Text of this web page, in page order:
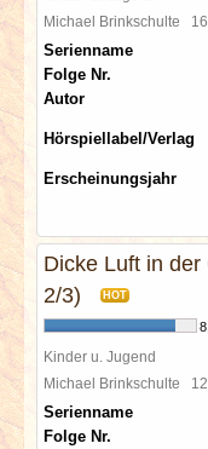
Michael Brinkschulte
Serienname
Folge Nr.
Autor
Hörspiellabel/Verlag
Erscheinungsjahr
Dicke Luft in der
2/3)
HOT
Kinder u. Jugend
Michael Brinkschulte
Serienname
Folge Nr.